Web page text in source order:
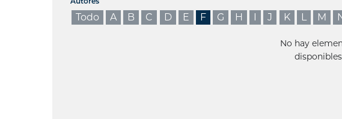
Todo A B C D E F G H I J K L M
No hay
disponibles